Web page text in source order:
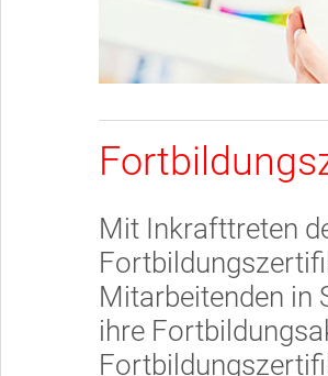
Mit Inkrafttreten
Mitarbeitenden in
ihre